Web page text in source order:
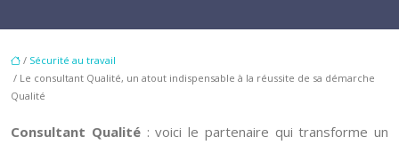
/ Sécurité au travail
/ Le consultant Qualité, un atout indispensable à la réussite de sa démarche
Qualité
Consultant Qualité: voici le partenaire qui transforme un